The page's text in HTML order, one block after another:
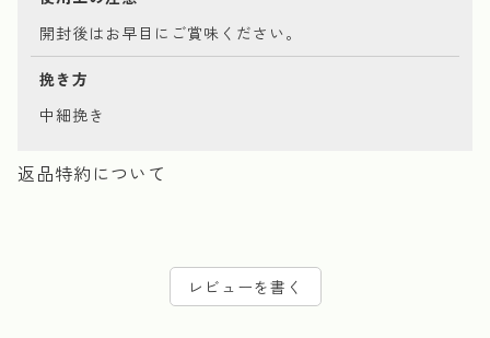
開封後はお早目にご賞味ください。
挽き方
中細挽き
返品特約について
レビューを書く